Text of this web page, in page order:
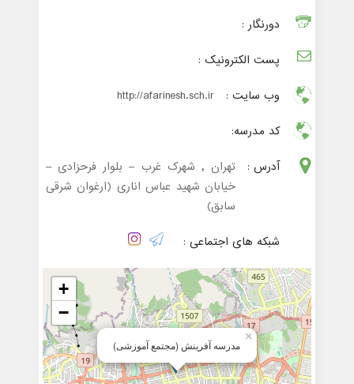
دورنگار :
پست الکترونیک :
وب سایت :
http://afarinesh.sch.ir
کد مدرسه:
آدرس :
تهران , شهرک غرب – بلوار فرحزادی –
خیابان شهید عباس اناری (ارغوان شرقی
سابق)
شبکه های اجتماعی :
مدرسه آفرینش (مجتمع آموزشی)
×
+
−